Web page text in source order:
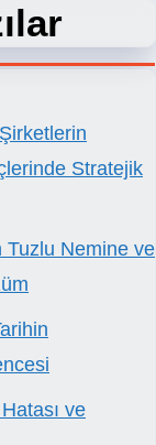
Stratejik
Tuzlu Nemine ve
ve